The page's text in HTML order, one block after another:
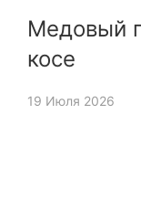
Медовый
косе
19 Июля 2026